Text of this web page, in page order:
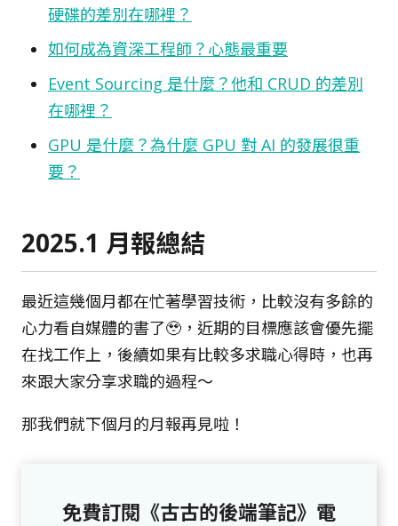
硬碟的差別在哪裡？
如何成為資深工程師？心態最重要
Event Sourcing 是什麼？他和 CRUD 的差別
在哪裡？
GPU 是什麼？為什麼 GPU 對 AI 的發展很重
要？
2025.1 月報總結
最近這幾個月都在忙著學習技術，比較沒有多餘的
心力看自媒體的書了🥹，近期的目標應該會優先擺
在找工作上，後續如果有比較多求職心得時，也再
來跟大家分享求職的過程～
那我們就下個月的月報再見啦！
免費訂閱《古古的後端筆記》電